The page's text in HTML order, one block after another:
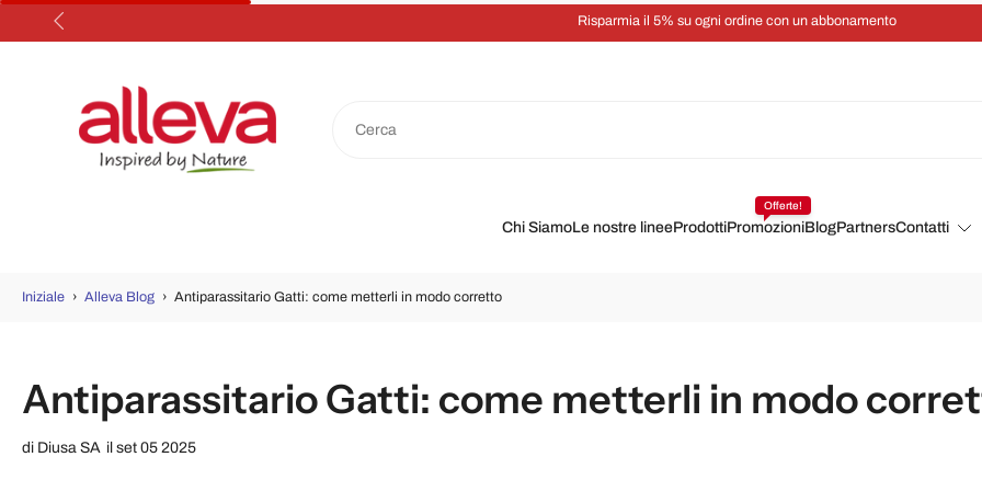
Salta
Risparmia il 5% su ogni ordine con un abbonamento
Chi SiamoLe nostre lineeProdottiPromozioni
Offerte!
BlogPartnersContatti
Iniziale › Alleva Blog › Antiparassitario Gatti: come metterli in modo corretto
Antiparassitario Gatti: come metterli in modo
di Diusa SA il set 05 2025